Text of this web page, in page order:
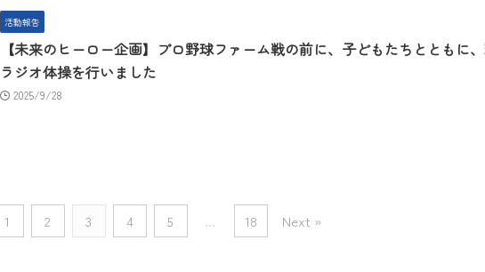
活動報告
【未来のヒーロー企画】プロ野球ファーム戦の前に、子どもたちとともに
ラジオ体操を行いました
2025/9/28
1 2 3 4 5 … 18 Next »